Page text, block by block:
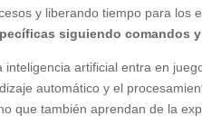
y liberando tiempo para los
siguiendo comandos
inteligencia artificial entra en
automático y el
que también aprendan de la